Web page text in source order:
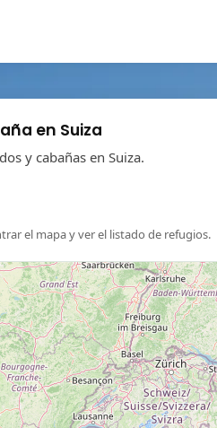
en Suiza
y cabañas en Suiza.
el mapa y ver el listado de refugios.